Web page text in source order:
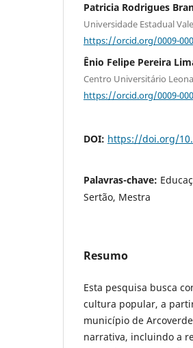
Patricia Rodrigues
Universidade Estadual
https://orcid.org/0009-
Ênio Felipe Pereira
Centro Universitário
https://orcid.org/0009-
DOI: https://doi.org/
Palavras-chave:
Sertão, Mestra
Resumo
Esta pesquisa busca
cultura popular, a
município de
narrativa, incluindo a